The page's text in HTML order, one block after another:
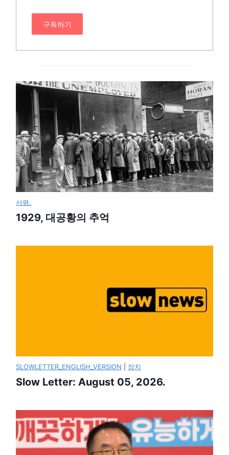
구독하기
서평.
1929, 대공황의 추억
SLOWLETTER_ENGLISH_VERSION 정치
Slow Letter: August 05, 2026.